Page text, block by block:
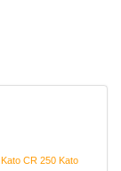
Kato CR 250 Kato